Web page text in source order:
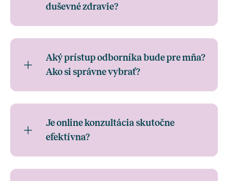
duševné zdravie?
Aký prístup odborníka bude pre mňa?
Ako si správne vybrať?
Je online konzultácia skutočne
efektívna?